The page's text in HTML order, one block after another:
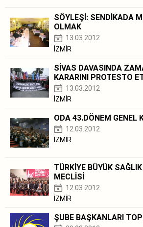
SÖYLEŞİ: SENDİKADA
OLMAK
13.03.2012
İZMİR
SİVAS DAVASINDA
KARARINI PROTESTO
13.03.2012
İZMİR
ODA 43.DÖNEM GENEL
12.03.2012
İZMİR
TÜRKİYE BÜYÜK
MECLİSİ
12.03.2012
İZMİR
ŞUBE BAŞKANLARI